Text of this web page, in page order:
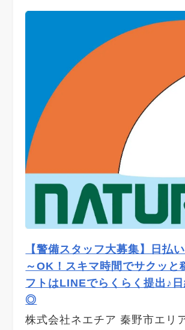
【警備スタッフ大募集】日払
～OK！スキマ時間でサクッと
フトはLINEでらくらく提出♪
◎
株式会社ネエチア 秦野市エリ